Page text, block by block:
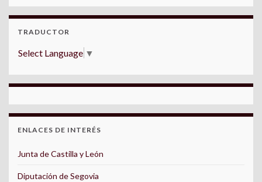
TRADUCTOR
Select Language ▼
ENLACES DE INTERÉS
Junta de Castilla y León
Diputación de Segovia